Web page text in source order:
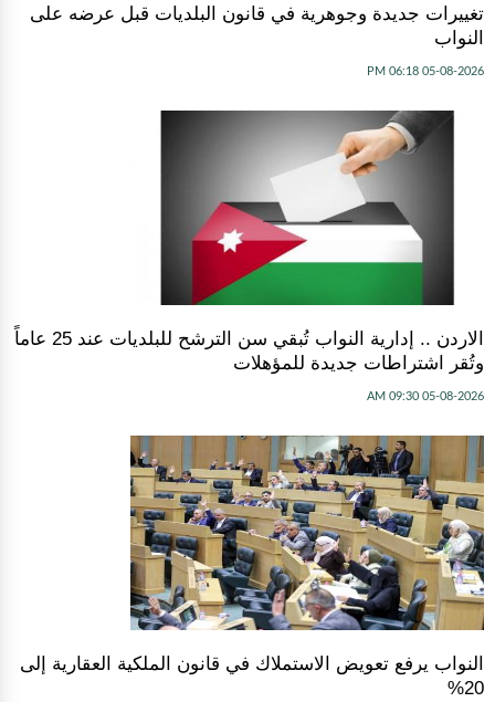
تغييرات جديدة وجوهرية في قانون البلديات قبل عرضه على
النواب
05-08-2026 06:18 PM
الاردن .. إدارية النواب تُبقي سن الترشح للبلديات عند 25 عاماً
وتُقر اشتراطات جديدة للمؤهلات
05-08-2026 09:30 AM
النواب يرفع تعويض الاستملاك في قانون الملكية العقارية إلى
20%